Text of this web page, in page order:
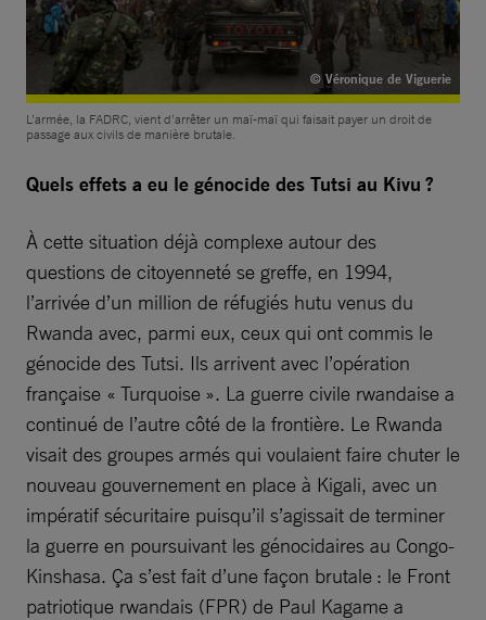
© Véronique de Viguerie
L’armée, la FADRC, vient d’arrêter un maï-maï qui faisait payer un droit de
passage aux civils de manière brutale.
Quels effets a eu le génocide des Tutsi au Kivu ?
À cette situation déjà complexe autour des
questions de citoyenneté se greffe, en 1994,
l’arrivée d’un million de réfugiés hutu venus du
Rwanda avec, parmi eux, ceux qui ont commis le
génocide des Tutsi. Ils arrivent avec l’opération
française « Turquoise ». La guerre civile rwandaise a
continué de l’autre côté de la frontière. Le Rwanda
visait des groupes armés qui voulaient faire chuter le
nouveau gouvernement en place à Kigali, avec un
impératif sécuritaire puisqu’il s’agissait de terminer
la guerre en poursuivant les génocidaires au Congo-
Kinshasa. Ça s’est fait d’une façon brutale : le Front
patriotique rwandais (FPR) de Paul Kagame a